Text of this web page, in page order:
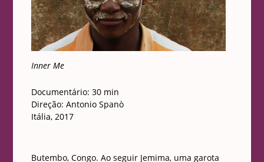
Inner Me
Documentário: 30 min
Direção: Antonio Spanò
Itália, 2017
Butembo, Congo. Ao seguir Jemima, uma garota